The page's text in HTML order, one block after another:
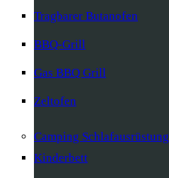
Tragbarer Butanofen
BBQ-Grill
Gas BBQ Grill
Zeltofen
Camping Schlafausrüstung
Kinderbett